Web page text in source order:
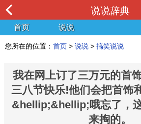
说说辞典
首页 说说
您所在的位置： 首页 > 说说 > 搞笑说说
我在网上订了三万元的首
三八节快乐!他们会把首饰
&hellip;&hellip;哦忘了，
来掏的。